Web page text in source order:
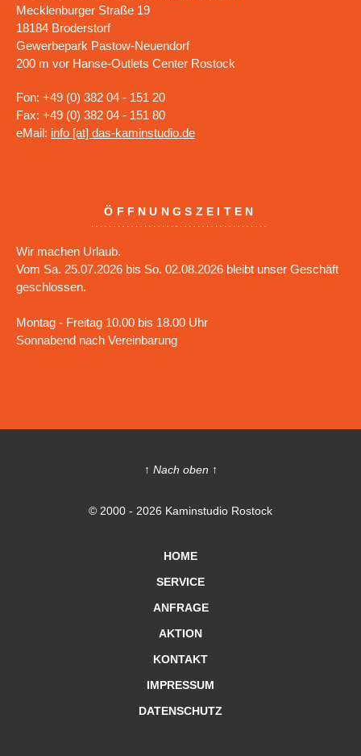
Mecklenburger Straße 19
18184 Broderstorf
Gewerbepark Pastow-Neuendorf
200 m vor Hanse-Outlets Center Rostock
Fon: +49 (0) 382 04 - 151 20
Fax: +49 (0) 382 04 - 151 80
eMail: info [at] das-kaminstudio.de
ÖFFNUNGSZEITEN
Wir machen Urlaub.
Vom Sa. 25.07.2026 bis So. 02.08.2026 bleibt unser Geschäft
geschlossen.
Montag - Freitag 10.00 bis 18.00 Uhr
Sonnabend nach Vereinbarung
↑ Nach oben ↑
© 2000 - 2026 Kaminstudio Rostock
HOME
SERVICE
ANFRAGE
AKTION
KONTAKT
IMPRESSUM
DATENSCHUTZ